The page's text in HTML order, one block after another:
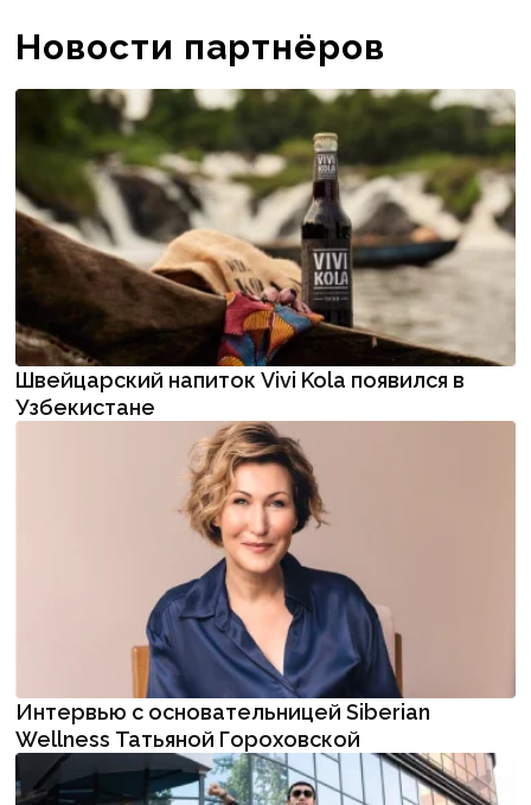
Новости партнёров
Швейцарский напиток Vivi Kola появился в
Узбекистане
Интервью с основательницей Siberian
Wellness Татьяной Гороховской